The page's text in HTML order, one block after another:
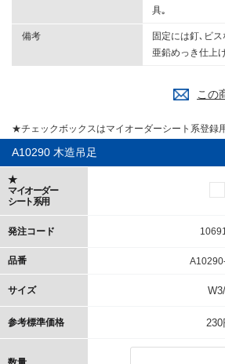
具｡
備考
固定には釘､ビ
亜鉛めっき仕上
この
★チェックボックスはマイオーダーシート系登録
A10290 木造吊足
★
マイオーダー
シート系用
発注コード
品番
サイズ
参考標準価格 230